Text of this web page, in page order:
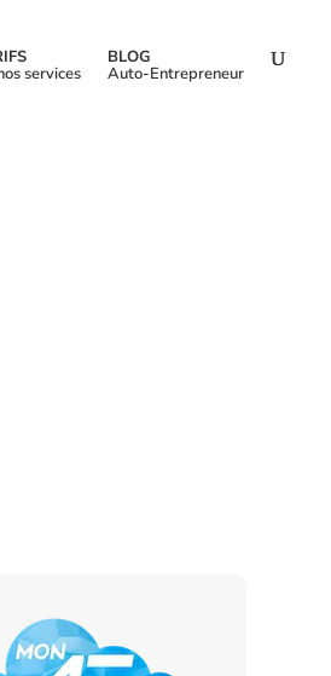
services
BLOG
Auto-Entrepreneur